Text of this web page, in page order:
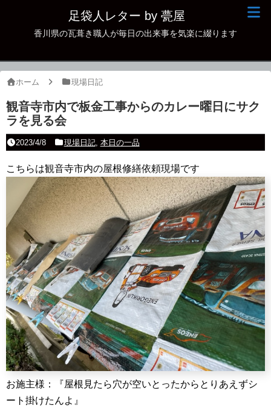
足袋人レター by 甍屋
香川県の瓦葺き職人が毎日の出来事を気楽に綴ります
ホーム 現場日記
観音寺市内で板金工事からのカレー曜日にサク
ラを見る会
2023/4/8 現場日記, 本日の一品
こちらは観音寺市内の屋根修繕依頼現場です
お施主様：『屋根見たら穴が空いとったからとりあえずシ
ート掛けたんよ』
現場日記
古瓦
足袋人の仲間
本日の一品
その他